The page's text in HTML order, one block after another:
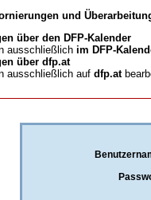
und
über den DFP-Kalender
ausschließlich im DFP-
über dfp.at
ausschließlich auf dfp.at